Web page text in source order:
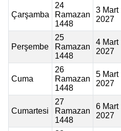
Çarşamba
24
Ramazan
1448
3 Mart
2027
Perşembe
25
Ramazan
1448
4 Mart
2027
Cuma
26
Ramazan
1448
5 Mart
2027
Cumartesi
27
Ramazan
1448
6 Mart
2027